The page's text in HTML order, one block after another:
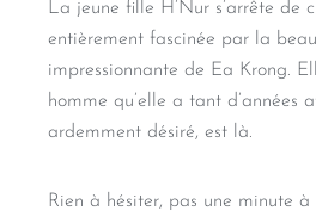
La jeune fille H’Nur s’arrête de
entièrement fascinée par la
impressionnante de Ea Krong.
homme qu’elle a tant d’années
ardemment désiré, est là.
Rien à hésiter, pas une minute